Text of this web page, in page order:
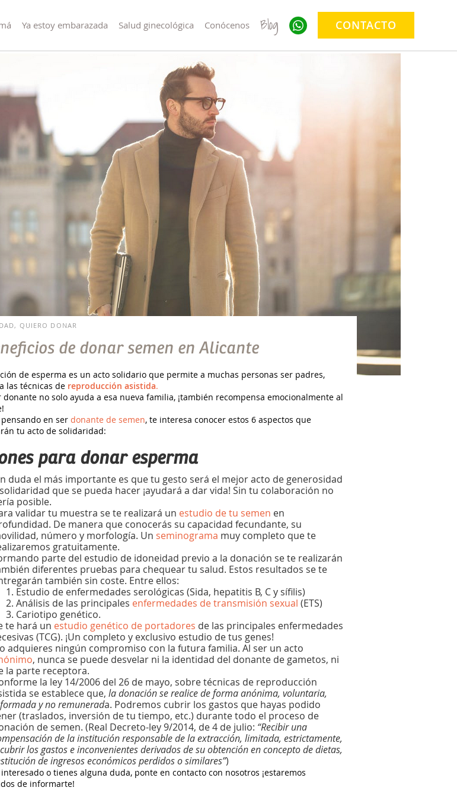
Ya estoy embarazada Salud ginecológica Conócenos Blog CONTACTO
QUIERO DONAR
de donar semen en Alicante
de esperma es un acto solidario que permite a muchas personas ser padres,
las técnicas dereproducción asistida.
donante no solo ayuda a esa nueva familia, ¡también recompensa emocionalmente al
en ser donante de semen, te interesa conocer estos 6 aspectos que
tu acto de solidaridad:
para donar esperma
duda el más importante es que tu gesto será el mejor acto de generosidad
que se pueda hacer ¡ayudará a dar vida! Sin tu colaboración no
posible.
validar tu muestra se te realizará un estudio de tu semen en
De manera que conocerás su capacidad fecundante, su
número y morfología. Un seminograma muy completo que te
gratuitamente.
parte del estudio de idoneidad previo a la donación se te realizarán
diferentes pruebas para chequear tu salud. Estos resultados se te
también sin coste. Entre ellos:
Estudio de enfermedades serológicas (Sida, hepatitis B, C y sífilis)
Análisis de las principales enfermedades de transmisión sexual (ETS)
Cariotipo genético.
te hará un estudio genético de portadores de las principales enfermedades
(TCG). ¡Un completo y exclusivo estudio de tus genes!
adquieres ningún compromiso con la futura familia. Al ser un acto
, nunca se puede desvelar ni la identidad del donante de gametos, ni
la parte receptora.
la ley 14/2006 del 26 de mayo, sobre técnicas de reproducción
se establece que, la donación se realice de forma anónima, voluntaria,
y no remunerada. Podremos cubrir los gastos que hayas podido
(traslados, inversión de tu tiempo, etc.) durante todo el proceso de
de semen. (Real Decreto-ley 9/2014, de 4 de julio: “Recibir una
de la institución responsable de la extracción, limitada, estrictamente,
los gastos e inconvenientes derivados de su obtención en concepto de dietas,
de ingresos económicos perdidos o similares”)
o tienes alguna duda, ponte en contacto con nosotros ¡estaremos
de informarte!